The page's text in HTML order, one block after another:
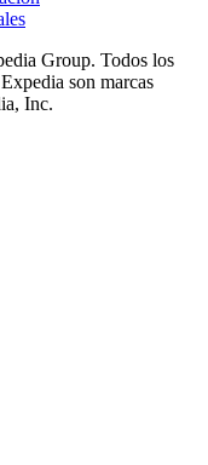
Group. Todos los
son marcas
Inc.